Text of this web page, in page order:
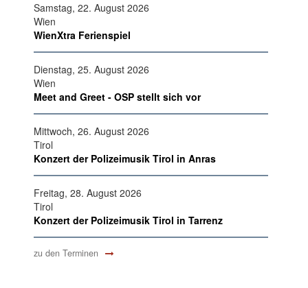
Samstag, 22. August 2026
Wien
WienXtra Ferienspiel
Dienstag, 25. August 2026
Wien
Meet and Greet - OSP stellt sich vor
Mittwoch, 26. August 2026
Tirol
Konzert der Polizeimusik Tirol in Anras
Freitag, 28. August 2026
Tirol
Konzert der Polizeimusik Tirol in Tarrenz
zu den Terminen